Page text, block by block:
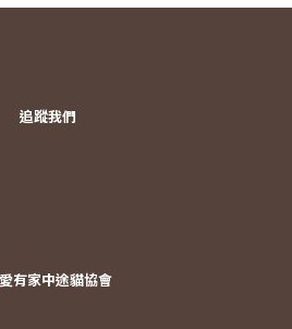
追蹤我們
有家中途貓協會